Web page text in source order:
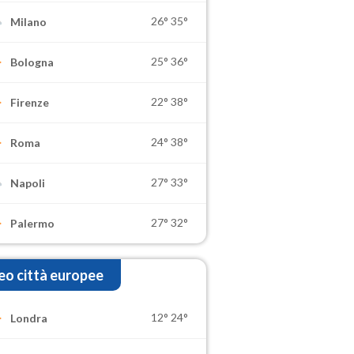
Milano 26° 35°
Bologna 25° 36°
Firenze 22° 38°
Roma 24° 38°
Napoli 27° 33°
Palermo 27° 32°
città europee
Londra 12° 24°